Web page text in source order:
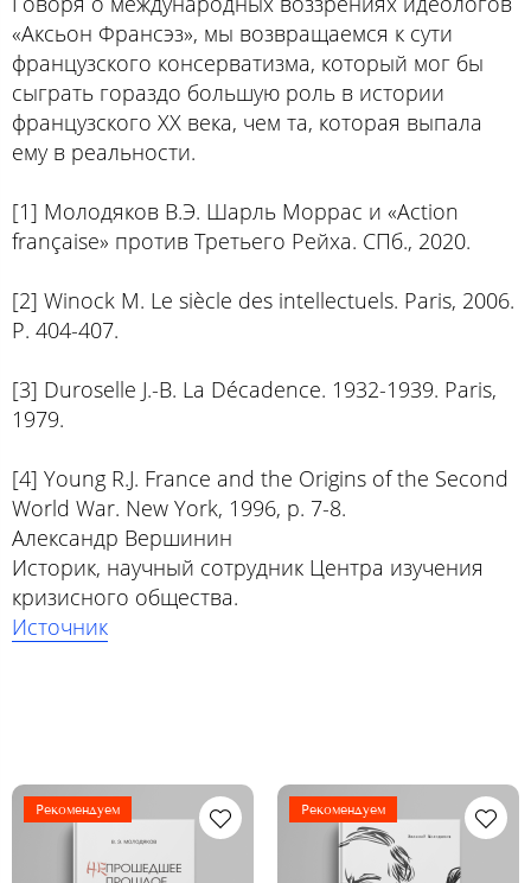
«Аксьон Франсэз», мы возвращаемся к сути
французского консерватизма, который мог бы
сыграть гораздо большую роль в истории
французского ХХ века, чем та, которая выпала
ему в реальности.
[1] Молодяков В.Э. Шарль Моррас и «Action
française» против Третьего Рейха. СПб., 2020.
[2] Winock M. Le siècle des intellectuels. Paris, 2006.
P. 404-407.
[3] Duroselle J.-B. La Décadence. 1932-1939. Paris,
1979.
[4] Young R.J. France and the Origins of the Second
World War. New York, 1996, p. 7-8.
Александр Вершинин
Историк, научный сотрудник Центра изучения
кризисного общества.
Источник
Рекомендуем Рекомендуем